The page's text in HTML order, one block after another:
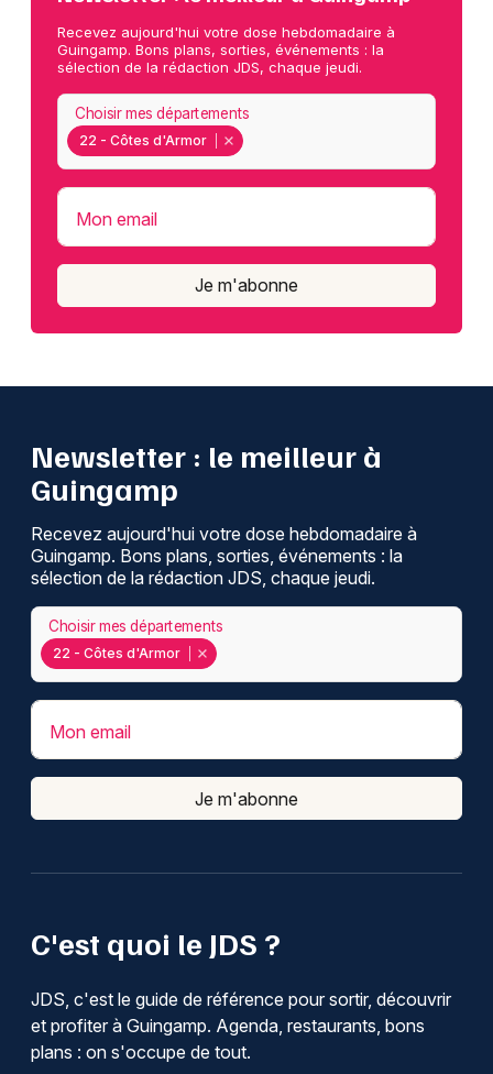
Recevez aujourd'hui votre dose hebdomadaire à
Guingamp. Bons plans, sorties, événements : la
sélection de la rédaction JDS, chaque jeudi.
22 - Côtes d'Armor
Choisir mes départements
Mon email
Je m'abonne
C'est quoi le JDS ?
JDS, c'est le guide de référence pour sortir, découvrir
et profiter à Guingamp. Agenda, restaurants, bons
plans : on s'occupe de tout.
Newsletter : le meilleur à
Guingamp
Recevez aujourd'hui votre dose hebdomadaire à
Guingamp. Bons plans, sorties, événements : la
sélection de la rédaction JDS, chaque jeudi.
22 - Côtes d'Armor
Choisir mes départements
Mon email
Je m'abonne